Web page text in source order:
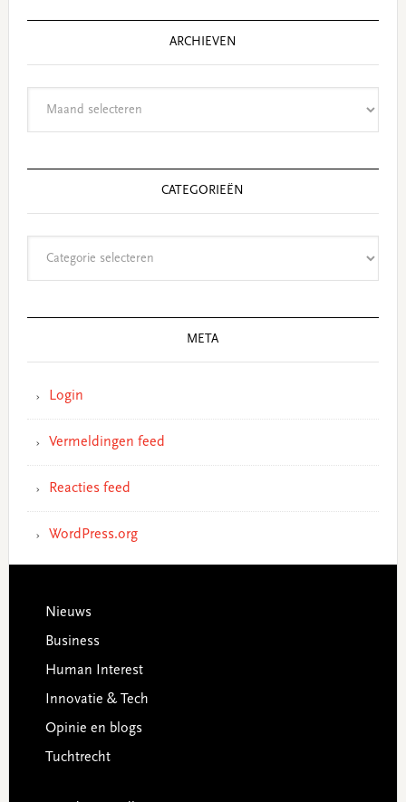
ARCHIEVEN
CATEGORIEËN
META
Login
Vermeldingen feed
Reacties feed
WordPress.org
Footer
Nieuws
Business
Human Interest
Innovatie & Tech
Opinie en blogs
Tuchtrecht